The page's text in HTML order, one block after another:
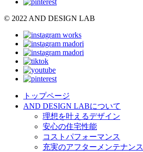
© 2022 AND DESIGN LAB
トップページ
AND DESIGN LABについて
理想を叶えるデザイン
安心の住宅性能
コストパフォーマンス
充実のアフターメンテナンス